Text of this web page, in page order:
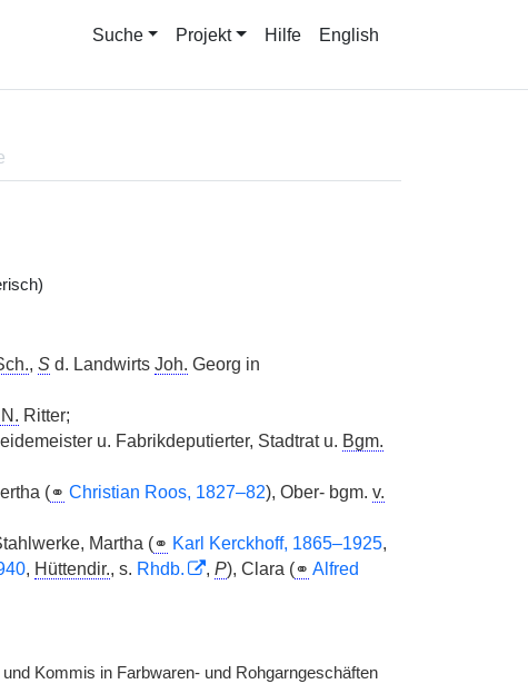
Suche Projekt Hilfe English
, Sd. Landwirts Joh. Georg in
Ritter;
u. Fabrikdeputierter, Stadtrat u. Bgm.
(⚭ Christian Roos, 1827–82), Ober- bgm. v.
Martha (⚭ Karl Kerckhoff, 1865–1925,
, Hüttendir., s. Rhdb. , P), Clara (⚭ Alfred
Kommis in Farbwaren- und Rohgarngeschäften